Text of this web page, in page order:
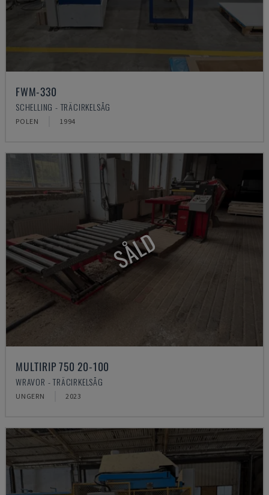
FWM-330
SCHELLING - TRÄCIRKELSÅG
POLEN 1994
SÅLD
MULTIRIP 750 20-100
WRAVOR - TRÄCIRKELSÅG
UNGERN 2023